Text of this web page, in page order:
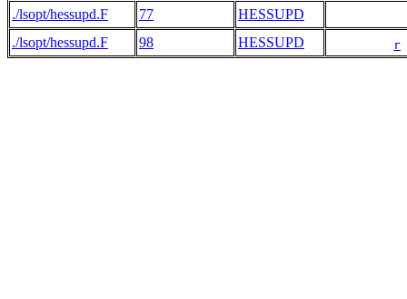
./lsopt/hessupd.F 77
HESSUPD
./lsopt/hessupd.F
98 HESSUPD r